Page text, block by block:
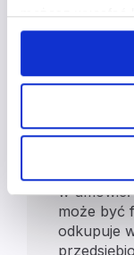
możesz wycofać
momencie.
prawem
wycofaniem.
cookie oraz
prawna,
nabywa
cesji
czerpania
jak
w umowie.
może być
odkupuje